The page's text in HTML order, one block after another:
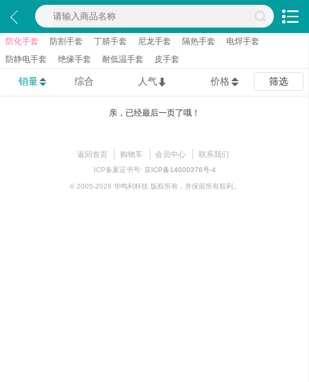
防化手套 防割手套 丁腈手套 尼龙手套 隔热手套
电焊手套
防静电手套
绝缘手套 耐低温手套 皮手套
销量 综合 人气 价格 筛选
亲，已经最后一页了哦！
返回首页 购物车 会员中心 联系我们
ICP备案证书号: 京ICP备14000376号-4
© 2005-2026 华鸣利科技 版权所有，并保留所有权利。